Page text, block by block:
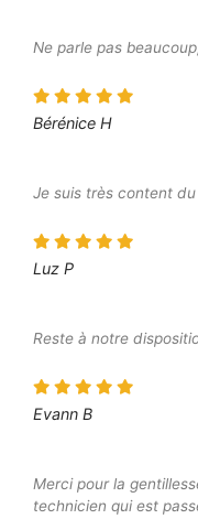
Ne parle pas
Bérénice H
Je suis très content
Luz P
Reste à notre
Evann B
Merci pour la
technicien qui est